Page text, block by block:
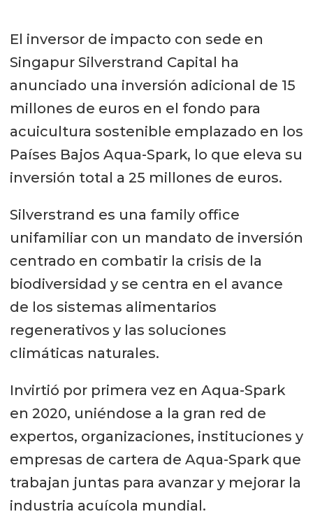
El inversor de impacto con sede en
Singapur Silverstrand Capital ha
anunciado una inversión adicional de 15
millones de euros en el fondo para
acuicultura sostenible emplazado en los
Países Bajos Aqua-Spark, lo que eleva su
inversión total a 25 millones de euros.
Silverstrand es una family office
unifamiliar con un mandato de inversión
centrado en combatir la crisis de la
biodiversidad y se centra en el avance
de los sistemas alimentarios
regenerativos y las soluciones
climáticas naturales.
Invirtió por primera vez en Aqua-Spark
en 2020, uniéndose a la gran red de
expertos, organizaciones, instituciones y
empresas de cartera de Aqua-Spark que
trabajan juntas para avanzar y mejorar la
industria acuícola mundial.